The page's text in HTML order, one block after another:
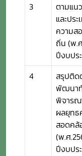
3
ตามแน
และปร
ความ
ถิ่น (พ.
ปีงบปร
4
สรุปติด
พัฒนา
พิจารณ
ผลยุทธ
สอดค
(พ.ศ
ปีงบปร